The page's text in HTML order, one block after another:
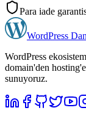
Para iade
WordPress
WordPress
domain'den
sunuyoruz.